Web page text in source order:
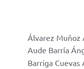
Álvarez Muñoz
Aude Barría
Barriga Cuevas